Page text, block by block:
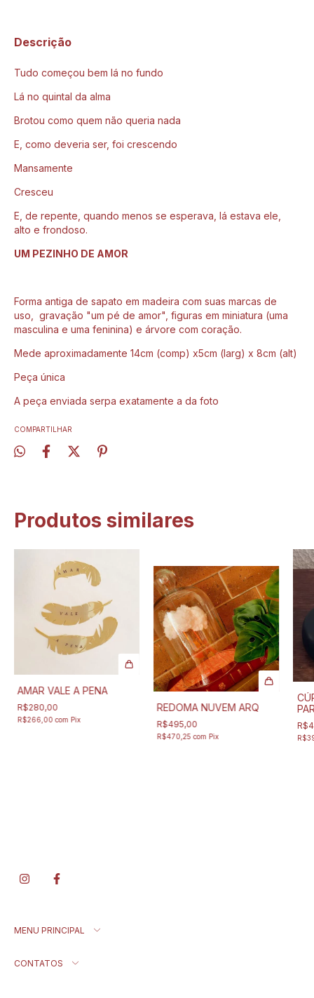
Descrição
Tudo começou bem lá no fundo
Lá no quintal da alma
Brotou como quem não queria nada
E, como deveria ser, foi crescendo
Mansamente
Cresceu
E, de repente, quando menos se esperava, lá estava ele,
alto e frondoso.
UM PEZINHO DE AMOR
Forma antiga de sapato em madeira com suas marcas de
uso, gravação "um pé de amor", figuras em miniatura (uma
masculina e uma feninina) e árvore com coração.
Mede aproximadamente 14cm (comp) x5cm (larg) x 8cm (alt)
Peça única
A peça enviada serpa exatamente a da foto
COMPARTILHAR
Produtos similares
AMAR VALE A PENA
R$280,00
R$266,00com Pix
REDOMA NUVEM ARQ
R$495,00
R$470,25com Pix
MENU PRINCIPAL
CONTATOS